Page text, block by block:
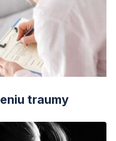
traumy